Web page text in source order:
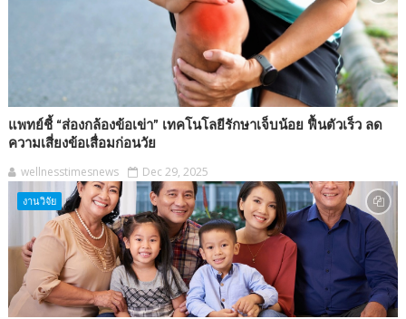
แพทย์ชี้ “ส่องกล้องข้อเข่า” เทคโนโลยีรักษาเจ็บน้อย ฟื้นตัวเร็ว ลด
ความเสี่ยงข้อเสื่อมก่อนวัย
wellnesstimesnews Dec 29, 2025
งานวิจัย